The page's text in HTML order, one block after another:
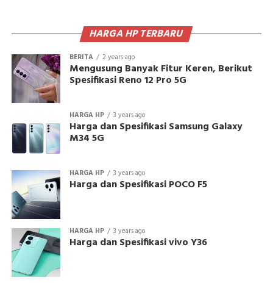
HARGA HP TERBARU
BERITA 2 years ago
Mengusung Banyak Fitur Keren, Berikut
Spesifikasi Reno 12 Pro 5G
HARGA HP 3 years ago
Harga dan Spesifikasi Samsung Galaxy
M34 5G
HARGA HP 3 years ago
Harga dan Spesifikasi POCO F5
HARGA HP 3 years ago
Harga dan Spesifikasi vivo Y36